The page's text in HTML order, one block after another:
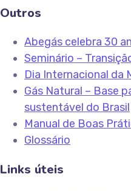
Outros
Abegás celebra 30
Seminário –
Dia Internacional da
Gás Natural – Base
sustentável do Brasil
Manual de Boas
Glossário
Links úteis